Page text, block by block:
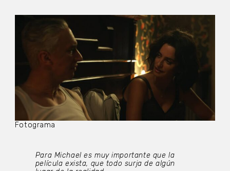
Fotograma
Para Michael es muy importante que la
película exista, que todo surja de algún